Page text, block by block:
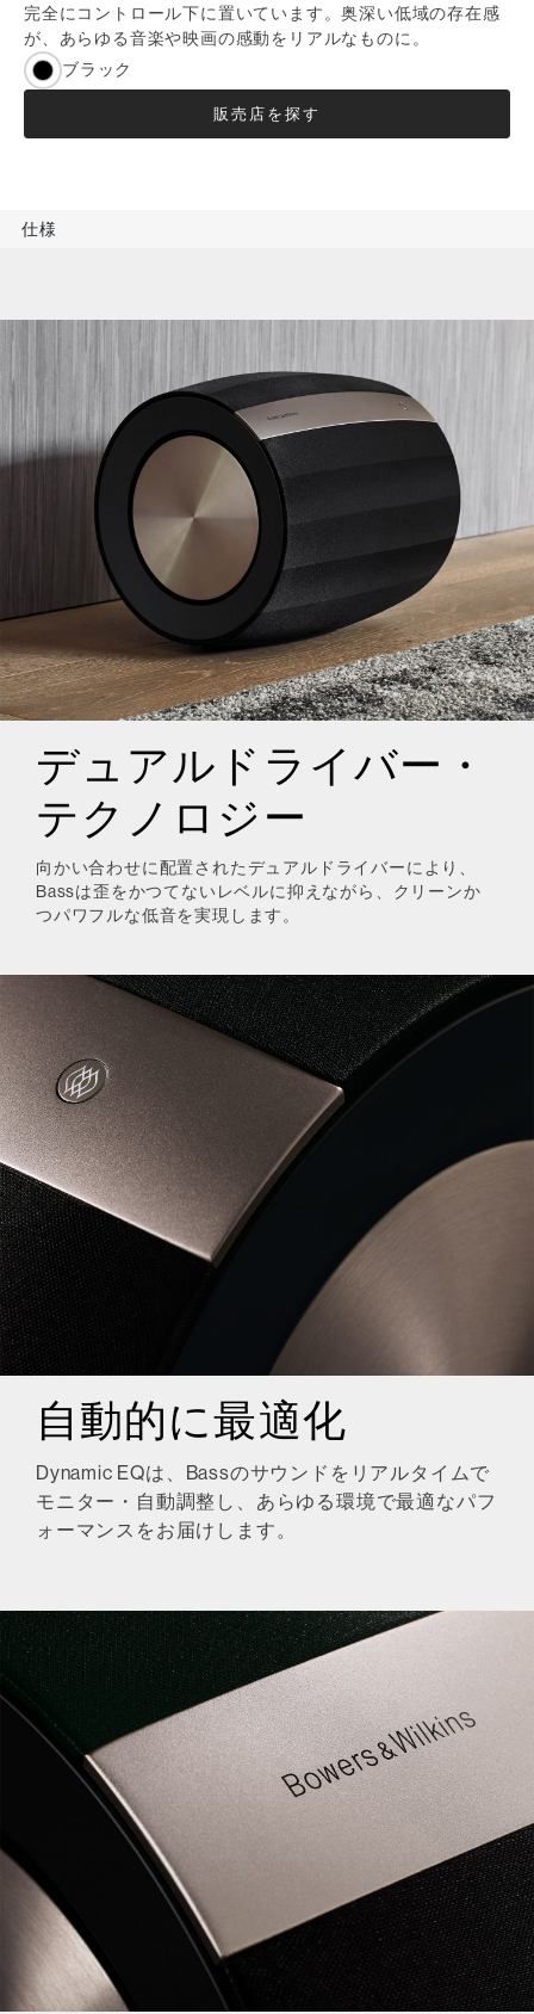
完全にコントロール下に置いています。奥深い低域の存在感
が、あらゆる音楽や映画の感動をリアルなものに。
ブラック
販売店を探す
仕様
デュアルドライバー・
テクノロジー
向かい合わせに配置されたデュアルドライバーにより、
Bassは歪をかつてないレベルに抑えながら、クリーンか
つパワフルな低音を実現します。
自動的に最適化
Dynamic EQは、Bassのサウンドをリアルタイムで
モニター・自動調整し、あらゆる環境で最適なパフ
ォーマンスをお届けします。